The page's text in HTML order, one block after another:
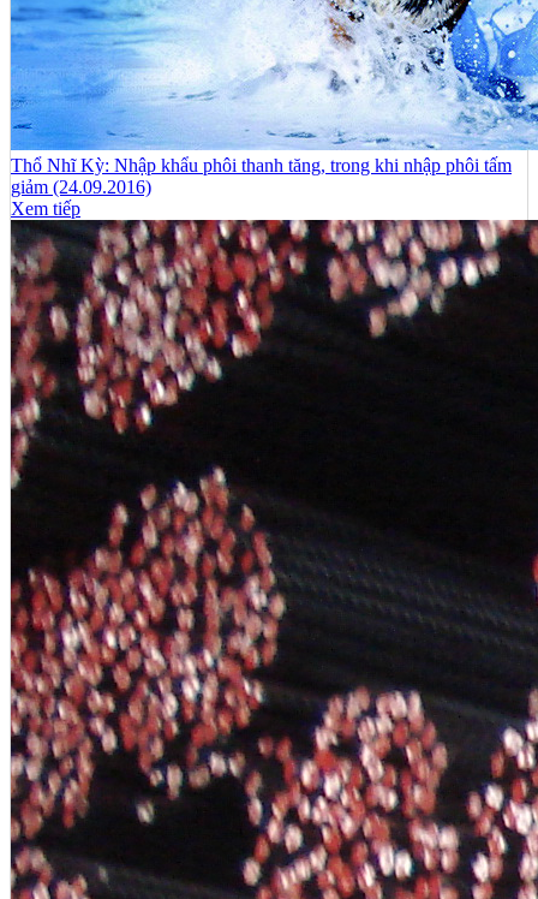
Thổ Nhĩ Kỳ: Nhập khẩu phôi thanh tăng, trong khi nhập phôi tấm
giảm (24.09.2016)
Xem tiếp